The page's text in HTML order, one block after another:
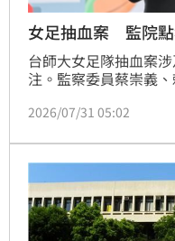
女足抽血案 監院
台師大女足隊抽血案
注。監察委員蔡崇義
博士生執行相關人體研
檢討改進。
2026/07/31 05:02